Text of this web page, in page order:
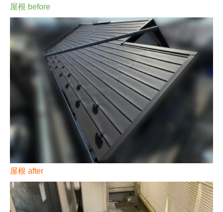
屋根 before
屋根 after